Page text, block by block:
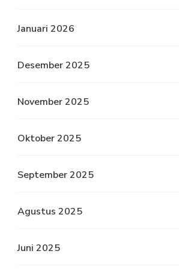
Januari 2026
Desember 2025
November 2025
Oktober 2025
September 2025
Agustus 2025
Juni 2025